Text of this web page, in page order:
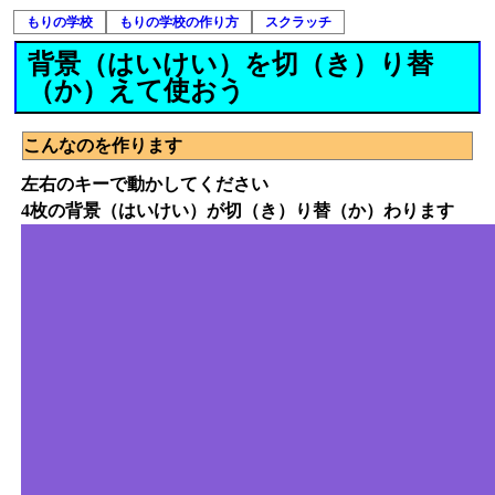
もりの学校 もりの学校の作り方 スクラッチ
背景（はいけい）を切（き）り替
（か）えて使おう
こんなのを作ります
左右のキーで動かしてください
4枚の背景（はいけい）が切（き）り替（か）わります